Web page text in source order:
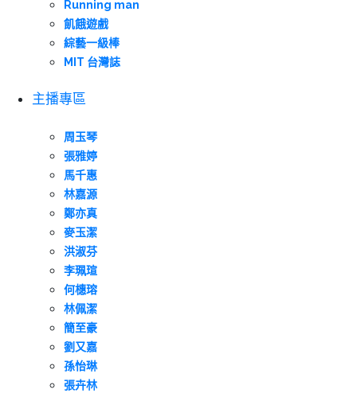
Running man
飢餓遊戲
綜藝一級棒
MIT 台灣誌
主播專區
周玉琴
張雅婷
馬千惠
林嘉源
鄭亦真
麥玉潔
洪淑芬
李珮瑄
何橞瑢
林佩潔
簡至豪
劉又嘉
孫怡琳
張卉林